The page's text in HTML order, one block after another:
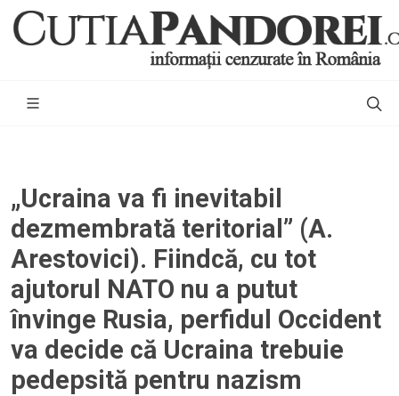
„Ucraina va fi inevitabil
dezmembrată teritorial” (A.
Arestovici). Fiindcă, cu tot
ajutorul NATO nu a putut
învinge Rusia, perfidul Occident
va decide că Ucraina trebuie
pedepsită pentru nazism